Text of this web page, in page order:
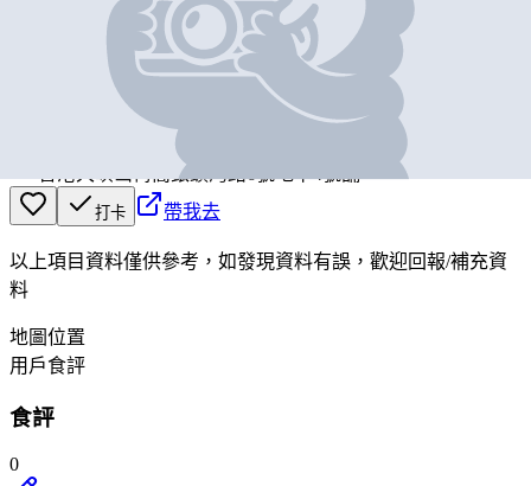
LEEDER QUAYSIDE
LEEDER QUAYSIDE
香港大嶼山梅窩銀鑛灣路6號地下4號舖
打卡 帶我去
以上項目資料僅供參考，如發現資料有誤，歡迎回報/補充資
料
地圖位置
用戶食評
食評
0